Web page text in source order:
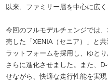
以来、ファミリー層を中心に広
今回のフルモデルチェンジでは
売した「XENIA（セニア）」と
ラットフォームを採用し、ゆと
さらに進化させました。また、
せながら、快適な走行性能を実